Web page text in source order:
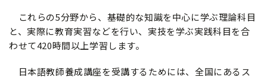
これらの5分野から、基礎的な知識を中心に学ぶ理論科目
と、実際に教育実習などを行い、実技を学ぶ実践科目を合
わせて420時間以上学習します。
日本語教師養成講座を受講するためには、全国にあるス